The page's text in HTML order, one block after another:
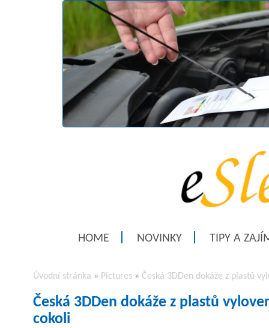
HOME NOVINKY TIPY A
Úvodní stránka » Pictures » Česká 3DDen dokáže z plastů
Česká 3DDen dokáže z plastů
cokoli